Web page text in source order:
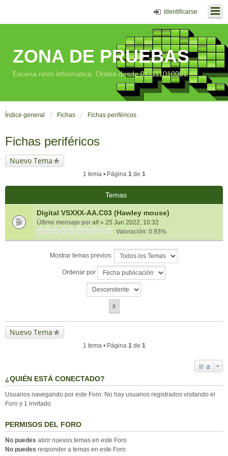
Identificarse
ZONA DE PRUEBAS
Escena retro informática. Online desde 011111010001
Índice general Fichas Fichas periféricos
Fichas periféricos
Nuevo Tema
1 tema • Página 1de 1
Temas
Digital VSXXX-AA.C03 (Hawley mouse)
Último mensaje por alt« 25 Jun 2022, 10:32
Valoración: 0.93%
Mostrar temas previos:
Ordenar por
Nuevo Tema
1 tema • Página 1de 1
Ir a
¿QUIÉN ESTÁ CONECTADO?
Usuarios navegando por este Foro: No hay usuarios registrados visitando el
Foro y 1 invitado
PERMISOS DEL FORO
No puedes abrir nuevos temas en este Foro
No puedes responder a temas en este Foro